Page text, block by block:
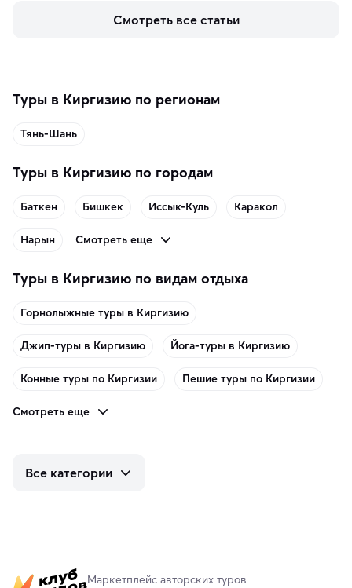
аутентичных лавках — в подарок близким или себе на
Смотреть все статьи
Туры в Киргизию по регионам
Тянь-Шань
Туры в Киргизию по городам
Баткен Бишкек Иссык-Куль Каракол
Нарын Смотреть еще
Туры в Киргизию по видам отдыха
Горнолыжные туры в Киргизию
Джип-туры в Киргизию Йога-туры в Киргизию
Конные туры по Киргизии Пешие туры по Киргизии
Смотреть еще
Все категории
Маркетплейс авторских туров